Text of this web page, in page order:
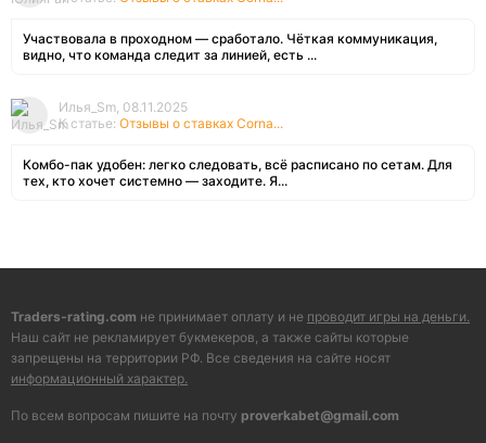
Участвовала в проходном — сработало. Чёткая коммуникация,
видно, что команда следит за линией, есть ...
Илья_Sm, 08.11.2025
К статье: Отзывы о ставках Corna...
Комбо-пак удобен: легко следовать, всё расписано по сетам. Для
тех, кто хочет системно — заходите. Я...
Traders-rating.com не принимает оплату и не проводит игры на деньги.
Наш сайт не рекламирует букмекеров, а также сайты которые
запрещены на территории РФ. Все сведения на сайте носят
информационный характер.
По всем вопросам пишите на почту proverkabet@gmail.com